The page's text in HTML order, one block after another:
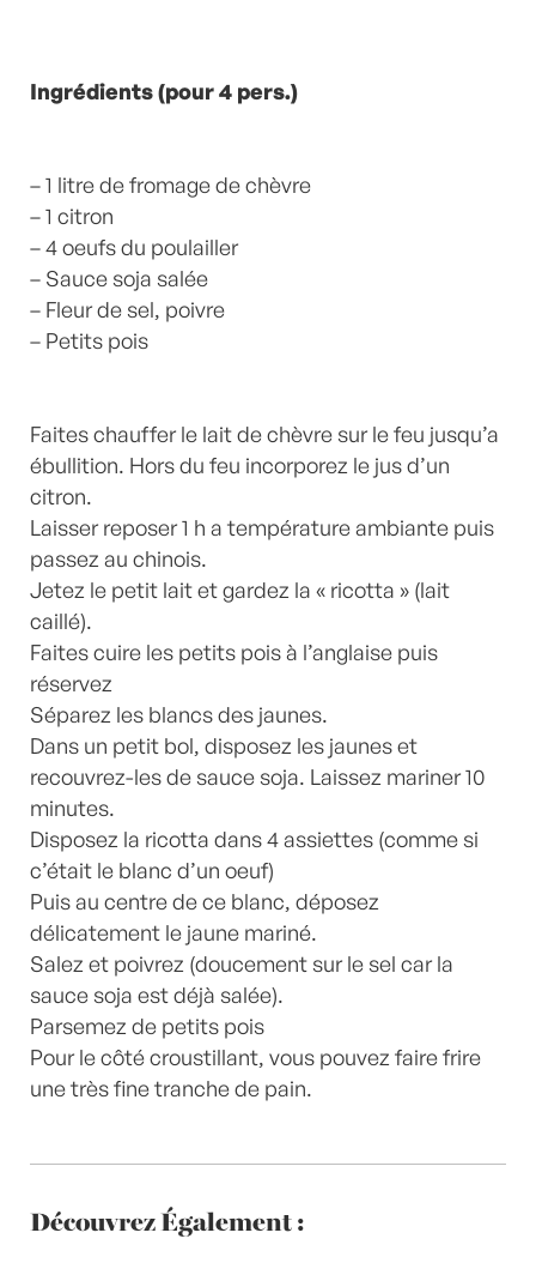
Ingrédients (pour 4 pers.)
– 1 litre de fromage de chèvre
– 1 citron
– 4 oeufs du poulailler
– Sauce soja salée
– Fleur de sel, poivre
– Petits pois
Faites chauffer le lait de chèvre sur le feu jusqu’a
ébullition. Hors du feu incorporez le jus d’un
citron.
Laisser reposer 1 h a température ambiante puis
passez au chinois.
Jetez le petit lait et gardez la « ricotta » (lait
caillé).
Faites cuire les petits pois à l’anglaise puis
réservez
Séparez les blancs des jaunes.
Dans un petit bol, disposez les jaunes et
recouvrez-les de sauce soja. Laissez mariner 10
minutes.
Disposez la ricotta dans 4 assiettes (comme si
c’était le blanc d’un oeuf)
Puis au centre de ce blanc, déposez
délicatement le jaune mariné.
Salez et poivrez (doucement sur le sel car la
sauce soja est déjà salée).
Parsemez de petits pois
Pour le côté croustillant, vous pouvez faire frire
une très fine tranche de pain.
Découvrez Également :